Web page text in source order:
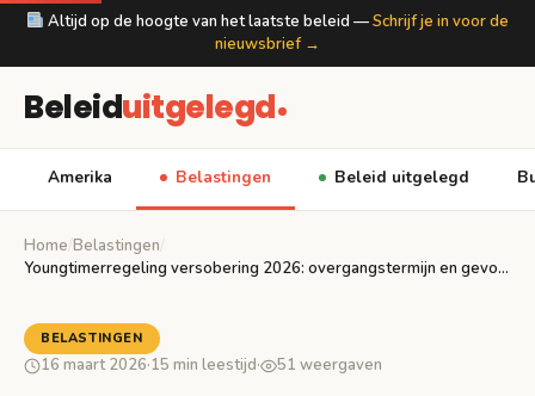
Altijd op de hoogte van het laatste beleid —Schrijf je in voor de
nieuwsbrief →
Beleiduitgelegd
Amerika Belastingen Beleid uitgelegd
Home Belastingen
Youngtimerregeling versobering 2026: overgangstermijn en gevolgen voor klassieke…
BELASTINGEN
16 maart 2026·15 min leestijd· 51 weergaven